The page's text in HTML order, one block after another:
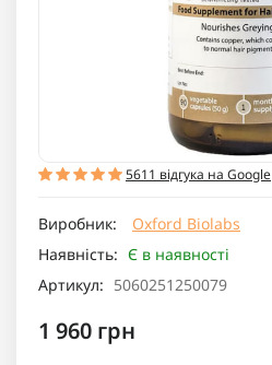
5611 відгука на Google
Виробник:
Oxford Biolabs
Наявність: Є в наявності
Артикул: 5060251250079
1 960 грн